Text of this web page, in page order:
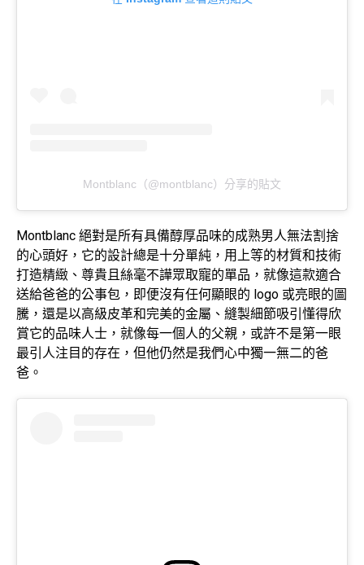
Montblanc（@montblanc）分享的貼文
Montblanc 絕對是所有具備醇厚品味的成熟男人無法割捨
的心頭好，它的設計總是十分單純，用上等的材質和技術
打造精緻、尊貴且絲毫不譁眾取寵的單品，就像這款適合
送給爸爸的公事包，即便沒有任何顯眼的 logo 或亮眼的圖
騰，還是以高級皮革和完美的金屬、縫製細節吸引懂得欣
賞它的品味人士，就像每一個人的父親，或許不是第一眼
最引人注目的存在，但他仍然是我們心中獨一無二的爸
爸。